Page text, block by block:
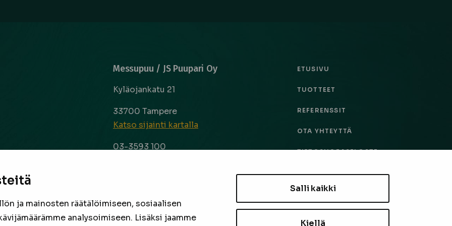
ja mainosten räätälöimiseen, sosiaalisen
analysoimiseen. Lisäksi jaamme
Salli kaikki
Kiellä
sitten
laaja ja
ovat
Messupuu / JS Puupari Oy
Kyläojankatu 21
33700 Tampere
Katso sijainti kartalla
03-3593 100
la 9-14
ETUSIVU
TUOTTEET
REFERENSSIT
OTA YHTEYTTÄ
TIETOSUOJASELOSTE
EVÄSTEASETUKSET
TILAA UUTISKIRJE